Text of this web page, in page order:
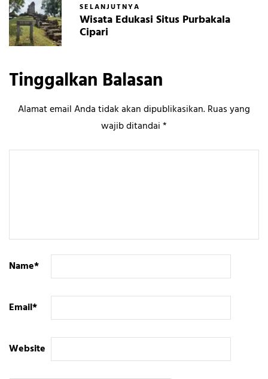
SELANJUTNYA
Wisata Edukasi Situs Purbakala
Cipari
Tinggalkan Balasan
Alamat email Anda tidak akan dipublikasikan.Ruas yang
wajib ditandai*
Name*
Email*
Website